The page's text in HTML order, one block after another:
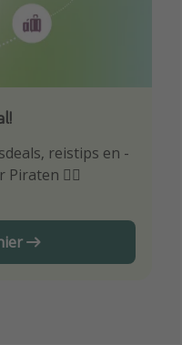
reistips en -
Piraten 🏴‍☠️
van de beste